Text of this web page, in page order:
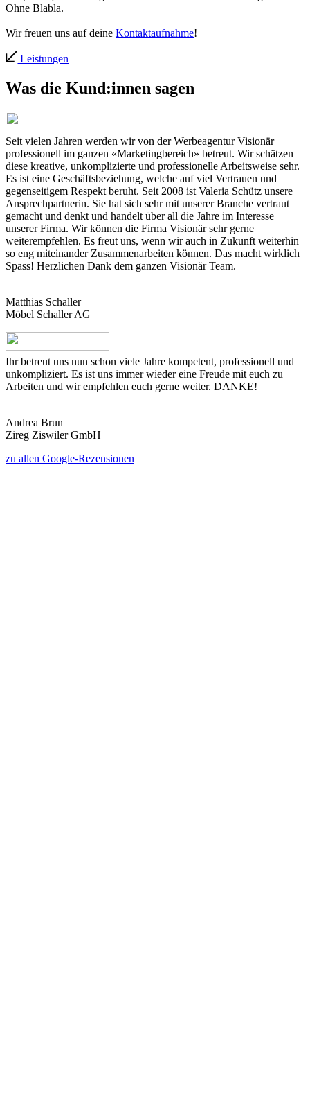
Ohne Blabla.
Wir freuen uns auf deine Kontaktaufnahme!
Leistungen
Was die Kund:innen sagen
Seit vielen Jahren werden wir von der Werbeagentur Visionär
professionell im ganzen «Marketingbereich» betreut. Wir schätzen
diese kreative, unkomplizierte und professionelle Arbeitsweise sehr.
Es ist eine Geschäftsbeziehung, welche auf viel Vertrauen und
gegenseitigem Respekt beruht. Seit 2008 ist Valeria Schütz unsere
Ansprechpartnerin. Sie hat sich sehr mit unserer Branche vertraut
gemacht und denkt und handelt über all die Jahre im Interesse
unserer Firma. Wir können die Firma Visionär sehr gerne
weiterempfehlen. Es freut uns, wenn wir auch in Zukunft weiterhin
so eng miteinander Zusammenarbeiten können. Das macht wirklich
Spass! Herzlichen Dank dem ganzen Visionär Team.
Matthias Schaller
Möbel Schaller AG
Ihr betreut uns nun schon viele Jahre kompetent, professionell und
unkompliziert. Es ist uns immer wieder eine Freude mit euch zu
Arbeiten und wir empfehlen euch gerne weiter. DANKE!
Andrea Brun
Zireg Ziswiler GmbH
zu allen Google-Rezensionen